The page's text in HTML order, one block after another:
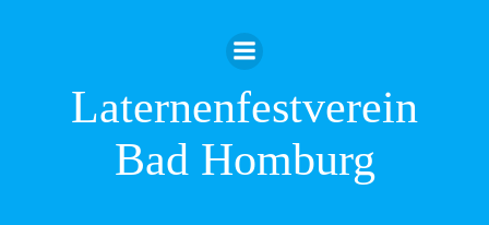
Inhalt
springen
Laternenfestverein
Bad Homburg